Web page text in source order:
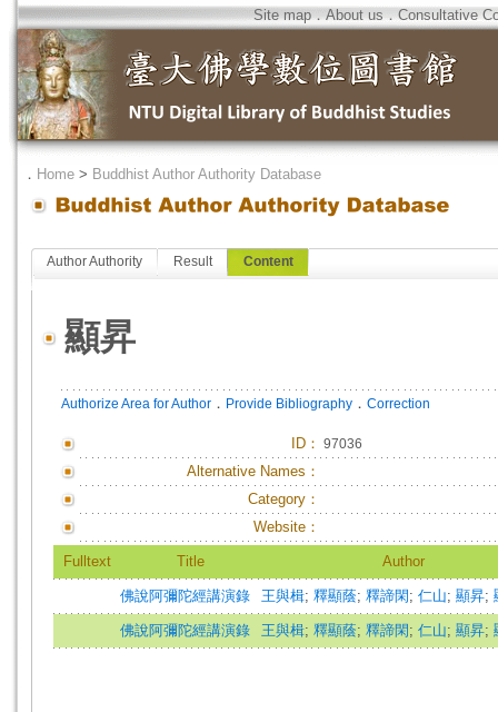
Site map．About us．Consultative
． Home > Buddhist Author Authority Database
Author Authority Result Content
顯昇
Authorize Area for Author ． Provide Bibliography ． Correction
ID ： 97036
Alternative Names：
Category：
Website：
Fulltext Title Author
佛說阿彌陀經講演錄 王與楫; 釋顯蔭; 釋諦閑 ; 仁山; 顯昇;
佛說阿彌陀經講演錄 王與楫; 釋顯蔭; 釋諦閑 ; 仁山; 顯昇;